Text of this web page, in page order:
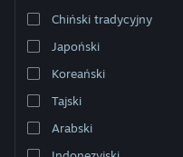
Zmień język
Pobierz aplikację mobilną
Wersja przeglądarkowa
Chiński tradycyjny
Japoński
Koreański
Tajski
Arabski
Liczba wyników pasujących do
uwzględniono 7 tytułów na
Garden